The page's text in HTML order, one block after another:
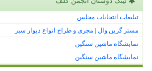
تبلیغات انتخابات مجلس
مستر گرین وال | مجری و طراح انواع دیوار سبز
نمایشگاه ماشین سنگین
نمایشگاه ماشین سنگین